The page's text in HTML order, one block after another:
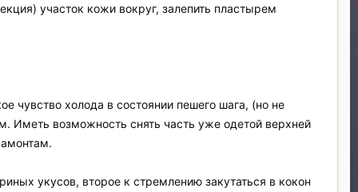
участок кожи вокруг, залепить пластырем
чувство холода в состоянии пешего шага, (но не
Иметь возможность снять часть уже одетой верхней
укусов, второе к стремлению закутаться в кокон